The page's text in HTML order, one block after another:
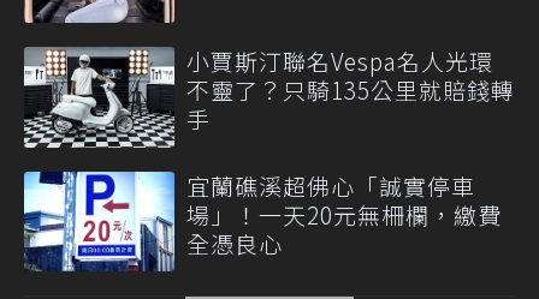
小賈斯汀聯名Vespa名人光環
不靈了？只騎135公里就賠錢轉
手
宜蘭礁溪超佛心「誠實停車
場」！一天20元無柵欄，繳費
全憑良心